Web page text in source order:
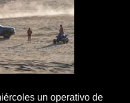
un operativo de